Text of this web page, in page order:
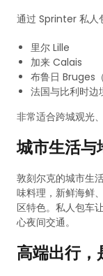
通过 Sprinter 私人
里尔 Lille
加来 Calais
布鲁日 Bruges
法国与比利时边
非常适合跨城观光
城市生活与
敦刻尔克的城市生
味料理，新鲜海鲜
区特色。私人包车
心夜间交通。
高端出行，